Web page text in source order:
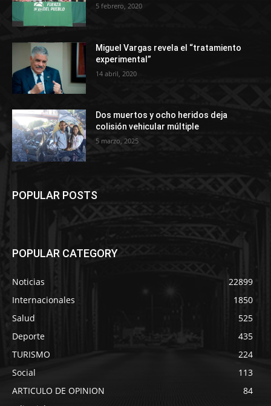
5 febrero, 2020
Miguel Vargas revela el “tratamiento
experimental”
14 abril, 2020
Dos muertos y ocho heridos deja
colisión vehicular múltiple
5 marzo, 2025
POPULAR POSTS
POPULAR CATEGORY
Noticias
22899
Internacionales
1850
Salud
525
Deporte
435
TURISMO
224
Social
113
ARTICULO DE OPINION
84